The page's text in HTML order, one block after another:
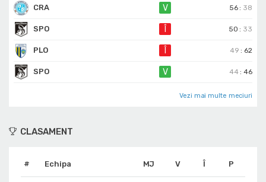
CRA V 56 : 38
SPO 50 : 33
PLO 49 : 62
SPO V 44 :46
Vezi mai multe meciuri
CLASAMENT
# Echipa MJ V Î P